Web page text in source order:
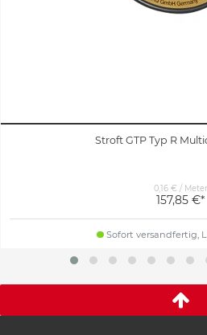
Stroft GTP Typ R
0,16 € / Meter
157,85 €*
Sofort versandfertig,